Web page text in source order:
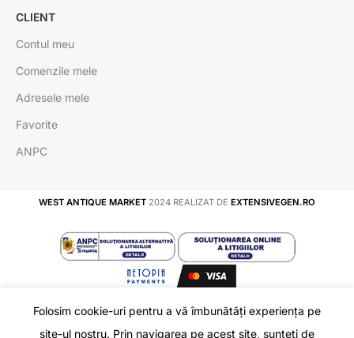
CLIENT
Contul meu
Comenzile mele
Adresele mele
Favorite
ANPC
WEST ANTIQUE MARKET 2024 REALIZAT DE EXTENSIVEGEN.RO
Folosim cookie-uri pentru a vă îmbunătăți experiența pe
site-ul nostru. Prin navigarea pe acest site, sunteți de
Inel Argint cu Turcoaz 19
În